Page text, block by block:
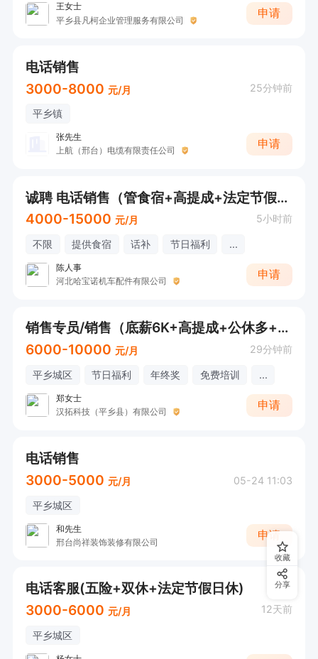
王女士
平乡县凡柯企业管理服务有限公司
申请
电话销售
3000-8000 元/月 25分钟前
平乡镇
张先生
上航（邢台）电缆有限责任公司
申请
诚聘 电话销售（管食宿+高提成+法定节假日）
4000-15000 元/月 5小时前
不限 提供食宿 话补 节日福利 ...
陈人事
河北哈宝诺机车配件有限公司
申请
销售专员/销售（底薪6K+高提成+公休多+工作7小时）
6000-10000 元/月 29分钟前
平乡城区 节日福利 年终奖 免费培训 ...
郑女士
汉拓科技（平乡县）有限公司
申请
电话销售
3000-5000 元/月 05-24 11:03
平乡城区
和先生
邢台尚祥装饰装修有限公司
申请
电话客服(五险+双休+法定节假日休)
3000-6000 元/月 12天前
平乡城区
收藏
分享